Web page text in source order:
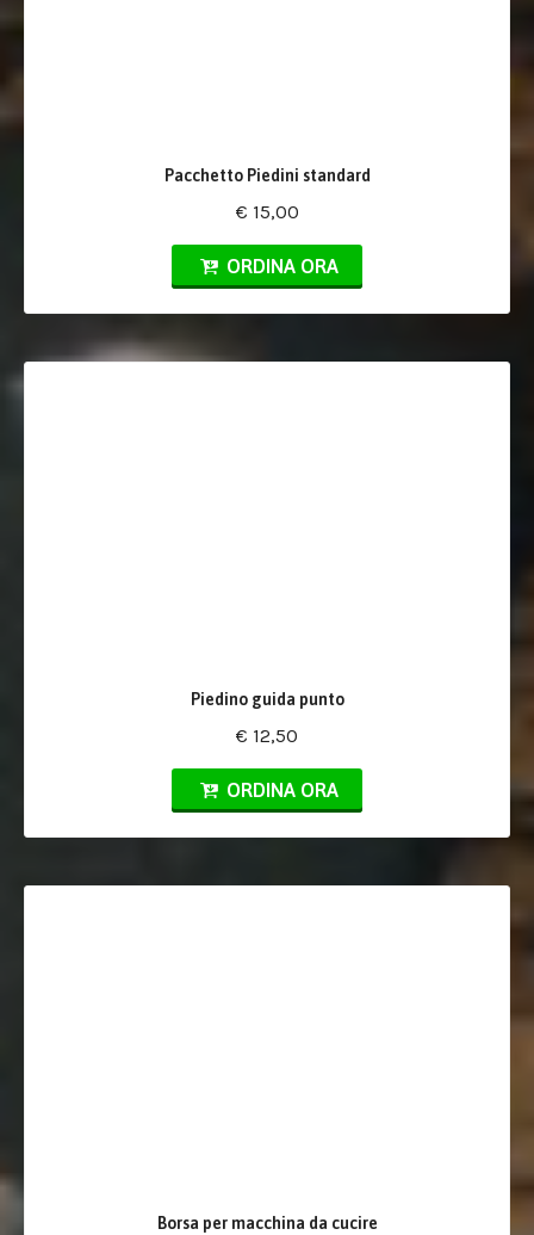
Pacchetto Piedini standard
€ 15,00
ORDINA ORA
Piedino guida punto
€ 12,50
ORDINA ORA
Borsa per macchina da cucire